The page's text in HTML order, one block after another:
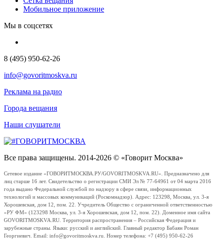
Мобильное приложение
Мы в соцсетях
8 (495) 950-62-26
info@govoritmoskva.ru
Реклама на радио
Города вещания
Наши слушатели
Все права защищены. 2014-2026 © «Говорит Москва»
Сетевое издание «ГОВОРИТМОСКВА.РУ/GOVORITMOSKVA.RU». Предназначено для
лиц старше 16 лет. Свидетельство о регистрации СМИ Эл № 77-64961 от 04 марта 2016
года выдано Федеральной службой по надзору в сфере связи, информационных
технологий и массовых коммуникаций (Роскомнадзор). Адрес: 123298, Москва, ул. 3-я
Хорошевская, дом 12, пом. 22. Учредитель Общество с ограниченной ответственностью
«РУ ФМ» (123298 Москва, ул. 3-я Хорошевская, дом 12, пом. 22). Доменное имя сайта
GOVORITMOSKVA.RU. Территория распространения – Российская Федерация и
зарубежные страны. Языки: русский и английский. Главный редактор Бабаян Роман
Георгиевич. Email: info@govoritmoskva.ru. Номер телефона: +7 (495) 950-62-26